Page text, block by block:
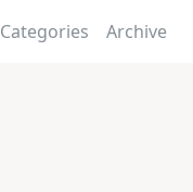
Categories Archive